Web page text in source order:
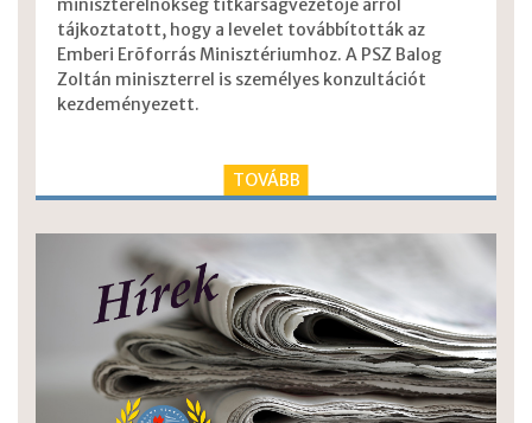
miniszterelnökség titkárságvezetõje arról
tájkoztatott, hogy a levelet továbbították az
Emberi Erõforrás Minisztériumhoz. A PSZ Balog
Zoltán miniszterrel is személyes konzultációt
kezdeményezett.
TOVÁBB